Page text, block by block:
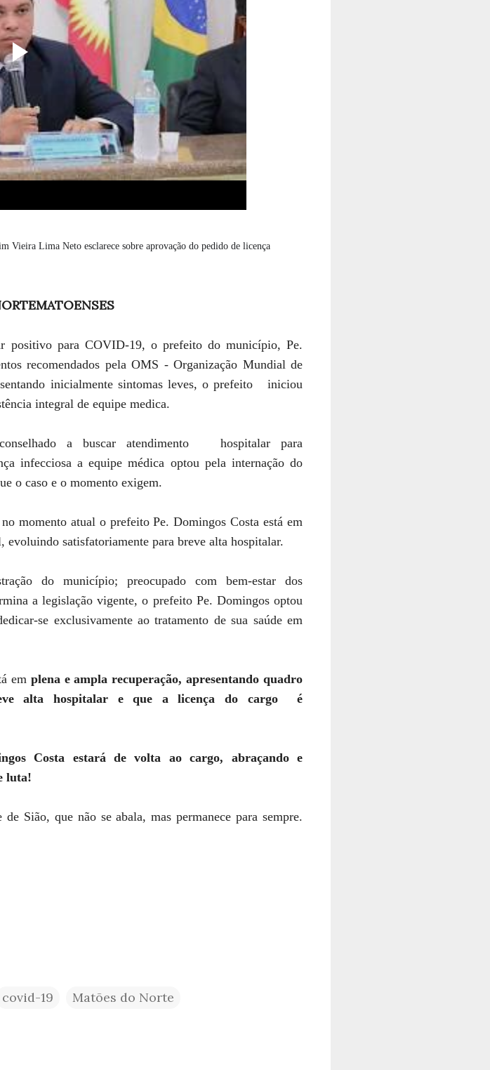
Vieira Lima Neto esclarece sobre aprovação do pedido de licença
positivo para COVID-19, o prefeito do município, Pe.
recomendados pela OMS - Organização Mundial de
inicialmente sintomas leves, o prefeito iniciou
integral de equipe medica.
a buscar atendimento hospitalar para
infecciosa a equipe médica optou pela internação do
o caso e o momento exigem.
momento atual o prefeito Pe. Domingos Costa está em
evoluindo satisfatoriamente para breve alta hospitalar.
do município; preocupado com bem-estar dos
a legislação vigente, o prefeito Pe. Domingos optou
se exclusivamente ao tratamento de sua saúde em
em plena e ampla recuperação,apresentando quadro
alta hospitalar e que alicença do cargo é
Costa estará de volta ao cargo, abraçando e
luta!
Sião, que não se abala, mas permanece para sempre.
covid-19
Matões do Norte